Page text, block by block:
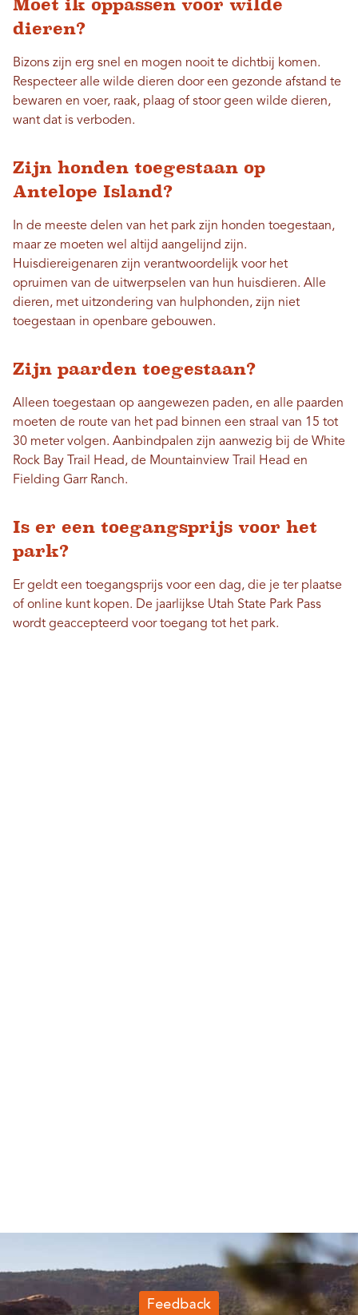
Moet ik oppassen voor wilde
dieren?
Bizons zijn erg snel en mogen nooit te dichtbij komen.
Respecteer alle wilde dieren door een gezonde afstand te
bewaren en voer, raak, plaag of stoor geen wilde dieren,
want dat is verboden.
Zijn honden toegestaan ​​op
Antelope Island?
In de meeste delen van het park zijn honden toegestaan,
maar ze moeten wel altijd aangelijnd zijn.
Huisdiereigenaren zijn verantwoordelijk voor het
opruimen van de uitwerpselen van hun huisdieren. Alle
dieren, met uitzondering van hulphonden, zijn niet
toegestaan ​​in openbare gebouwen.
Zijn paarden toegestaan?
Alleen toegestaan ​​op aangewezen paden, en alle paarden
moeten de route van het pad binnen een straal van 15 tot
30 meter volgen. Aanbindpalen zijn aanwezig bij de White
Rock Bay Trail Head, de Mountainview Trail Head en
Fielding Garr Ranch.
Is er een toegangsprijs voor het
park?
Er geldt een toegangsprijs voor een dag, die je ter plaatse
of online kunt kopen. De jaarlijkse Utah State Park Pass
wordt geaccepteerd voor toegang tot het park.